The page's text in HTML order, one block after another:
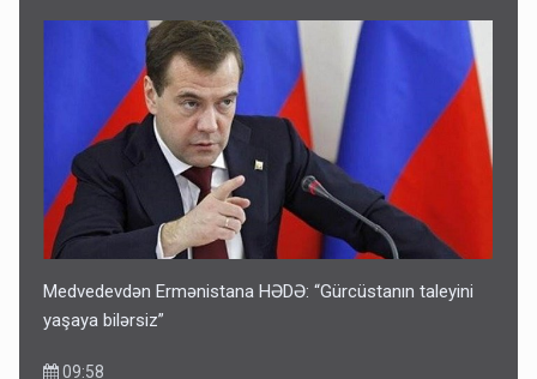
Medvedevdən Ermənistana HƏDƏ: “Gürcüstanın taleyini
yaşaya bilərsiz”
09:58